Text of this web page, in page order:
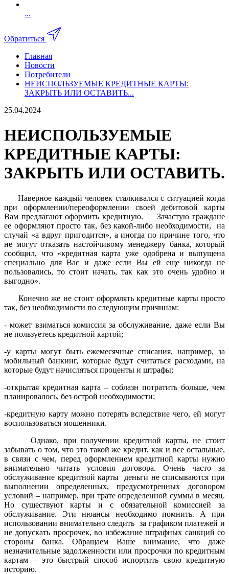
...
Обратиться
Главная
Новости
Потребители
НЕИСПОЛЬЗУЕМЫЕ КРЕДИТНЫЕ КАРТЫ:
ЗАКРЫТЬ ИЛИ ОСТАВИТЬ...
25.04.2024
НЕИСПОЛЬЗУЕМЫЕ
КРЕДИТНЫЕ КАРТЫ:
ЗАКРЫТЬ ИЛИ ОСТАВИТЬ.
Наверное каждый человек сталкивался с ситуацией когда
при оформлении/переоформлении своей дебитовой карты
Вам предлагают оформить кредитную. Зачастую граждане
ее оформляют просто так, без какой-либо необходимости, на
случай «а вдруг пригодится», а иногда по причине того, что
не могут отказать настойчивому менеджеру банка, который
сообщил, что «кредитная карта уже одобрена и выпущена
специально для Вас и даже если Вы ей еще никогда не
пользовались, то стоит начать, так как это очень удобно и
выгодно».
Конечно же не стоит оформлять кредитные карты просто
так, без необходимости по следующим причинам:
- может взиматься комиссия за обслуживание, даже если Вы
не пользуетесь кредитной картой;
-у карты могут быть ежемесячные списания, например, за
мобильный банкинг, которые будут считаться расходами, на
которые будут начисляться проценты и штрафы;
-открытая кредитная карта – соблазн потратить больше, чем
планировалось, без острой необходимости;
-кредитную карту можно потерять вследствие чего, ей могут
воспользоваться мошенники.
Однако, при получении кредитной карты, не стоит
забывать о том, что это такой же кредит, как и все остальные,
в связи с чем, перед оформлением кредитной карты нужно
внимательно читать условия договора. Очень часто за
обслуживание кредитной карты деньги не списываются при
выполнении определенных, предусмотренных договором
условий – например, при трате определенной суммы в месяц.
Но существуют карты и с обязательной комиссией за
обслуживание. Эти нюансы необходимо помнить. А при
использовании внимательно следить за графиком платежей и
не допускать просрочек, во избежание штрафных санкций со
стороны банка. Обращаем Ваше внимание, что даже
незначительные задолженности или просрочки по кредитным
картам – это быстрый способ испортить свою кредитную
историю.